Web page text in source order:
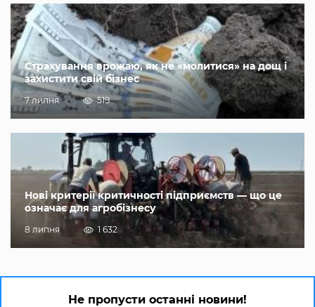
Страхування врожаю, як не «молитися» на дощ і
захистити свій бізнес
7 липня 519
Нові критерії критичності підприємств — що це
означає для агробізнесу
8 липня 1 632
Не пропусти останні новини!